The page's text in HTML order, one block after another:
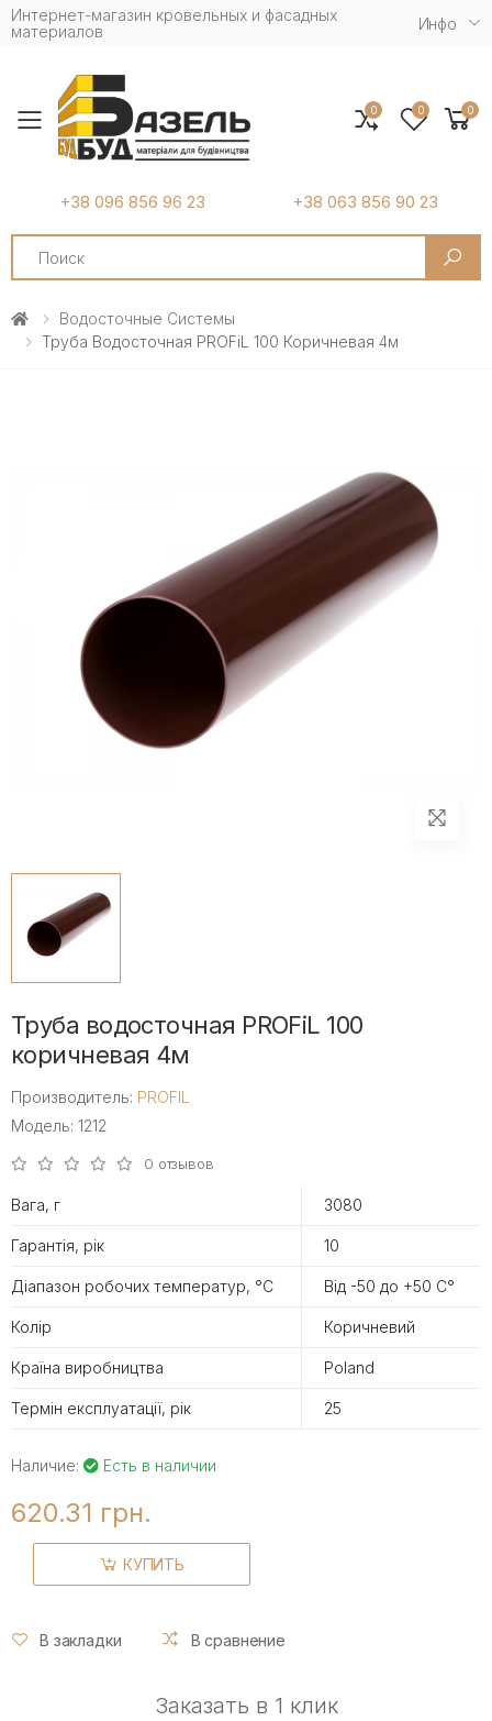
Интернет-магазин кровельных и фасадных
материалов
Инфо
Toggle mobile menu
+38 096 856 96 23 +38 063 856 90 23
Search
0 0 0
Водосточные Системы
Труба Водосточная PROFiL 100 Коричневая 4м
Труба водосточная PROFiL 100
коричневая 4м
Производитель: PROFIL
Модель: 1212
0 отзывов
Вага, г 3080
Гарантія, рік 10
Діапазон робочих температур, °С Від -50 до +50 С°
Колір Коричневий
Країна виробництва Poland
Термін експлуатації, рік 25
Наличие: Есть в наличии
620.31 грн.
КУПИТЬ
В закладки В сравнение
Заказать в 1 клик